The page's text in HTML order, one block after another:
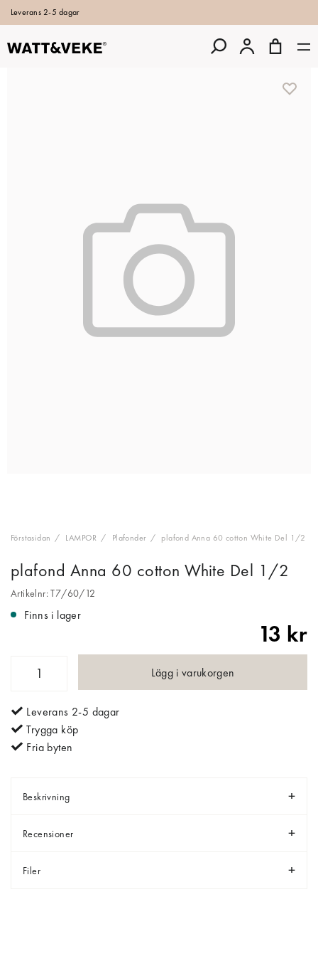
Leverans 2-5 dagar
Förstasidan LAMPOR Plafonder plafond Anna 60 cotton White Del 1/2
plafond Anna 60 cotton White Del 1/2
Artikelnr: T7/60/12
Finns i lager
13 kr
Lägg i varukorgen
Leverans 2-5 dagar
Trygga köp
Fria byten
Beskrivning
Recensioner
Filer